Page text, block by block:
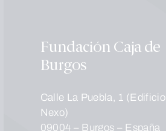
Fundación Caja de
Burgos
Calle La Puebla, 1 (Edificio
Nexo)
09004 – Burgos – España